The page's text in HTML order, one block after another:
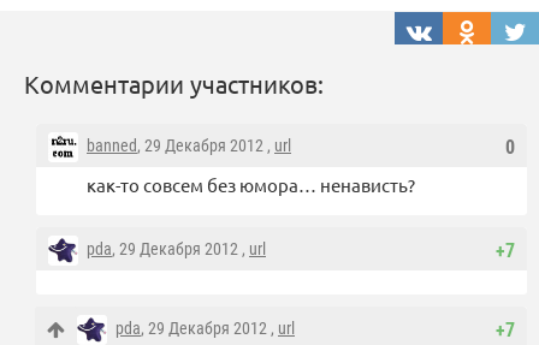
Комментарии участников:
0
banned, 29 Декабря 2012 , url
как-то совсем без юмора… ненависть?
+7
pda, 29 Декабря 2012 , url
+7
pda, 29 Декабря 2012 , url